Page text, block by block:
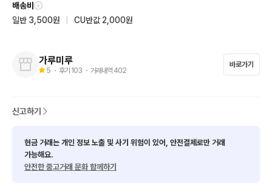
배송비
일반 3,500원
CU반값 2,000원
가루미루
5 ・ 후기 103 ・ 거래내역 402
바로가기
신고하기
현금 거래는 개인 정보 노출 및 사기 위험이 있어, 안전결제로만 거래
가능해요.
안전한 중고거래 문화 함께하기